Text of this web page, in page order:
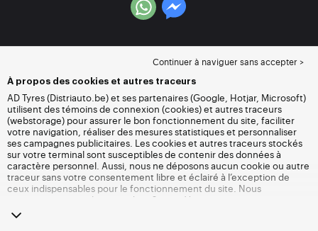
Continuer à naviguer sans accepter >
À propos des cookies et autres traceurs
AD Tyres (Distriauto.be) et ses partenaires (Google, Hotjar, Microsoft)
utilisent des témoins de connexion (cookies) et autres traceurs
(webstorage) pour assurer le bon fonctionnement du site, faciliter
votre navigation, réaliser des mesures statistiques et personnaliser
ses campagnes publicitaires. Les cookies et autres traceurs stockés
sur votre terminal sont susceptibles de contenir des données à
caractère personnel. Aussi, nous ne déposons aucun cookie ou autre
traceur sans votre consentement libre et éclairé à l’exception de
ceux indispensables pour le fonctionnement du site. Nous
conservons votre choix pendant 6 mois. Vous pouvez retirer votre
consentement à tout moment en vous rendant sur la
autres traceurs